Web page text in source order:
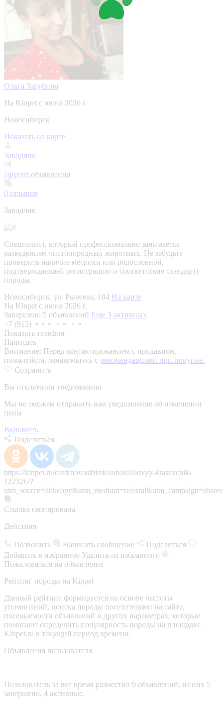
Ольга Зарубина
На Kinpet c июня 2026 г.
Новосибирск
Показать на карте
Заводчик
Другие объявления
0 отзывов
Заводчик
Специалист, который профессионально занимается
разведением чистопородных животных. Не забудьте
проверить наличие метрики или родословной,
подтверждающей регистрацию и соответствие стандарту
породы.
Новосибирск, ул. Рылеева, 104 На карте
На Kinpet c июня 2026 г.
Завершено 5 объявлений Еще 3 активных
+7 (913) ⚬⚬⚬ ⚬⚬ ⚬⚬
Показать телефон
Написать
Внимание: Перед контактированием с продавцом,
пожалуйста, ознакомьтесь с рекомендациями при покупке.
Сохранить
Вы отключили уведомления
Мы не сможем отправить вам уведомление об изменении
цены
Включить
Поделиться
https://kinpet.ru/card/novosibirsk/sobaki/lilovyy-krasavchik-
122326/?
Ссылка скопирована
Действия
Позвонить Написать сообщение
Поделиться
Добавить в избранное Удалить из избранного
Пожаловаться на объявление
Рейтинг породы на Kinpet
Данный рейтинг формируется на основе частоты
упоминаний, поиска породы посетителями на сайте,
посещаемости объявлений и других параметрах, которые
помогают определить популярность породы на площадке
Kinpet.ru в текущий период времени.
Объявления пользователя
Пользователь за все время разместил 9 объявлений, из них 5
завершено, 4 активные.